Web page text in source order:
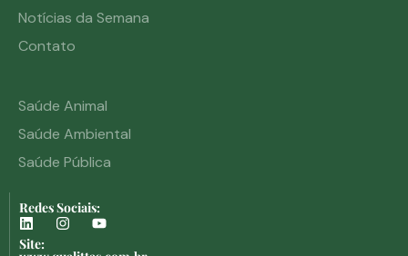
Notícias da Semana
Contato
Saúde Animal
Saúde Ambiental
Saúde Pública
Redes Sociais:
Site: